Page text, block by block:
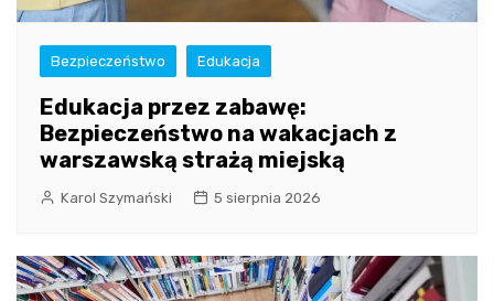
Bezpieczeństwo Edukacja
Edukacja przez zabawę:
Bezpieczeństwo na wakacjach z
warszawską strażą miejską
Karol Szymański 5 sierpnia 2026